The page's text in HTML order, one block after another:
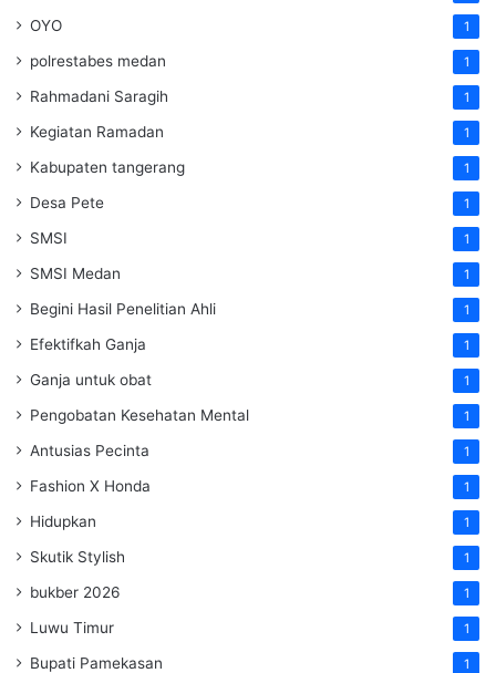
OYO 1
polrestabes medan 1
Rahmadani Saragih 1
Kegiatan Ramadan 1
Kabupaten tangerang 1
Desa Pete 1
SMSI 1
SMSI Medan 1
Begini Hasil Penelitian Ahli 1
Efektifkah Ganja 1
Ganja untuk obat 1
Pengobatan Kesehatan Mental 1
Antusias Pecinta 1
Fashion X Honda 1
Hidupkan 1
Skutik Stylish 1
bukber 2026 1
Luwu Timur 1
Bupati Pamekasan 1